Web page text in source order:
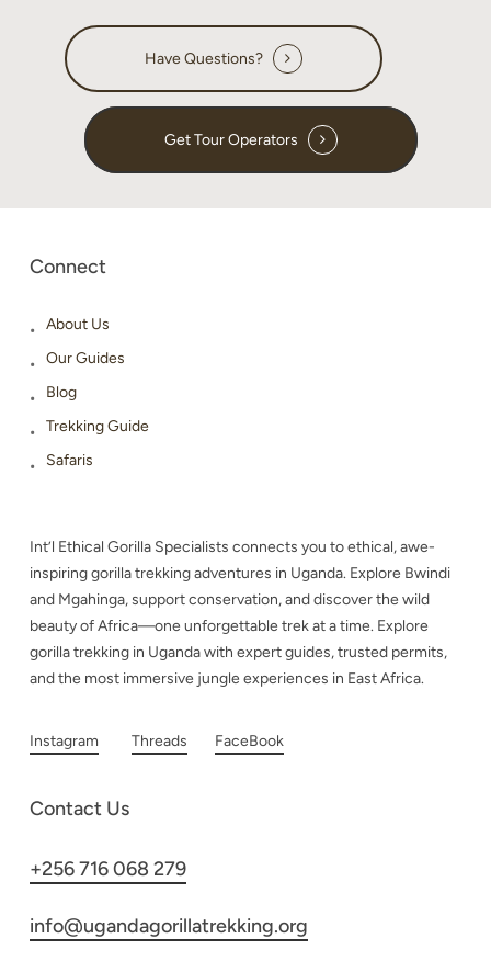
Have Questions?
Get Tour Operators
Connect
About Us
Our Guides
Blog
Trekking Guide
Safaris
Int’l Ethical Gorilla Specialists connects you to ethical, awe-
inspiring gorilla trekking adventures in Uganda. Explore Bwindi
and Mgahinga, support conservation, and discover the wild
beauty of Africa—one unforgettable trek at a time. Explore
gorilla trekking in Uganda with expert guides, trusted permits,
and the most immersive jungle experiences in East Africa.
Instagram Threads FaceBook
Contact Us
+256 716 068 279
info@ugandagorillatrekking.org